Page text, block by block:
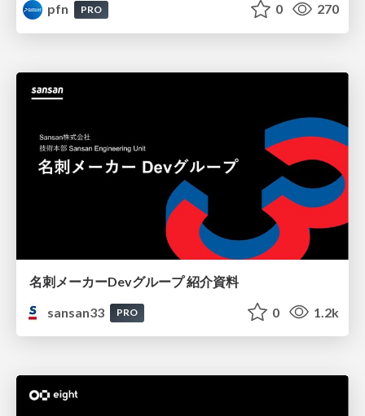
pfn
PRO 0 270
名刺メーカーDevグループ 紹介資料
sansan33
PRO 0 1.2k